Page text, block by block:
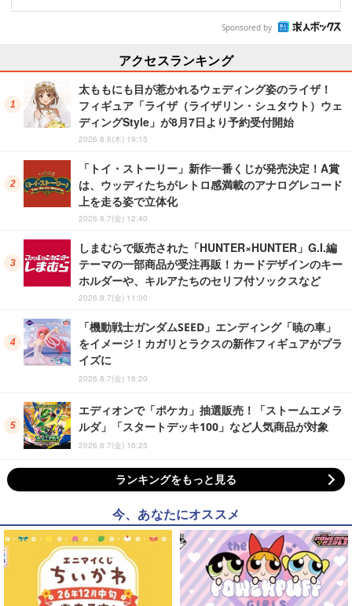
Sponsored by
アクセスランキング
太ももにも目が惹かれるウェディング姿のライザ！
フィギュア「ライザ（ライザリン・シュタウト）ウェ
ディングStyle」が8月7日より予約受付開始
2026.8.6(木) 19:15
「トイ・ストーリー」新作一番くじが発売決定！A賞
は、ウッディたちがレトロ感満載のアナログレコード
上を走る姿で立体化
2026.8.7(金) 12:40
しまむらで販売された「HUNTER×HUNTER」G.I.編
テーマの一部商品が受注再販！カードデザインのキー
ホルダーや、キルアたちのセリフ付ソックスなど
2026.8.7(金) 11:00
「機動戦士ガンダムSEED」エンディング「暁の車」
をイメージ！カガリとラクスの新作フィギュアがプラ
イズに
2026.8.7(金) 16:20
エディオンで「ポケカ」抽選販売！「ストームエメラ
ルダ」「スタートデッキ100」など人気商品が対象
2026.8.7(金) 16:25
ランキングをもっと見る
今、あなたにオススメ